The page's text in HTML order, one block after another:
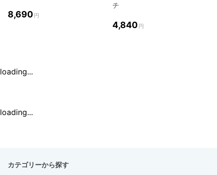
8,690 円
チ
4,840 円
loading...
loading...
カテゴリーから探す